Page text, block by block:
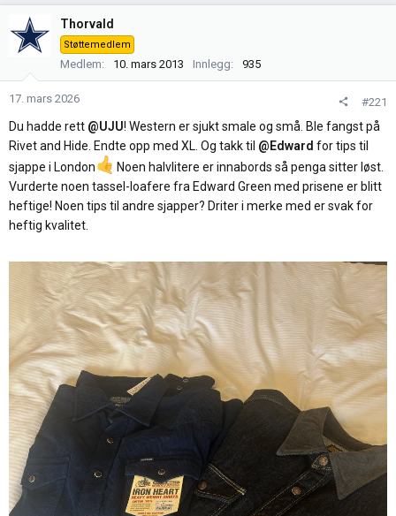
k
s
j
e
r
:
Thorvald
Støttemedlem
Medlem 10. mars 2013 Innlegg 935
17. mars 2026 #221
Du hadde rett @UJU! Western er sjukt smale og små. Ble fangst på
Rivet and Hide. Endte opp med XL. Og takk til @Edward for tips til
sjappe i London
Noen halvlitere er innabords så penga sitter løst.
Vurderte noen tassel-loafere fra Edward Green med prisene er blitt
heftige! Noen tips til andre sjapper? Driter i merke med er svak for
heftig kvalitet.